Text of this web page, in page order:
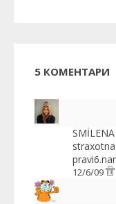
5 КОМЕНТАРИ
SMİLENA
12/6/09